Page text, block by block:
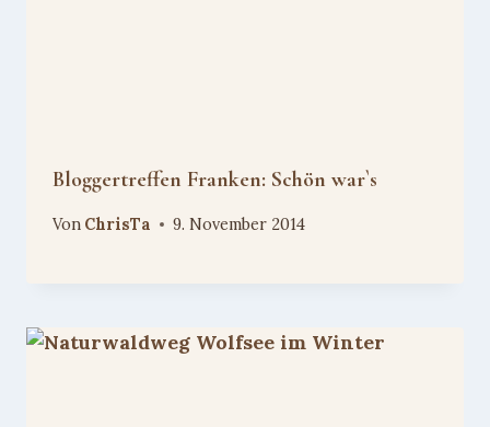
Bloggertreffen Franken: Schön war`s
Von ChrisTa 9. November 2014